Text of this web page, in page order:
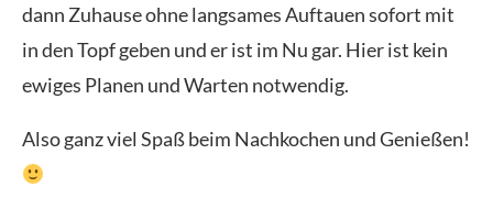
dann Zuhause ohne langsames Auftauen sofort mit
in den Topf geben und er ist im Nu gar. Hier ist kein
ewiges Planen und Warten notwendig.
Also ganz viel Spaß beim Nachkochen und Genießen!